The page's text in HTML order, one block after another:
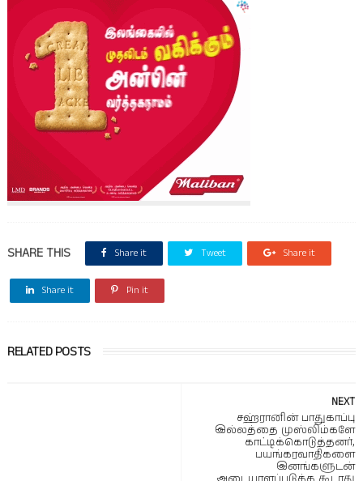
SHARE THIS Share it Tweet Share it
Share it Pin it
RELATED POSTS
NEXT
சஹ்ரானின் பாதுகாப்பு
இல்லத்தை முஸ்லிம்களே
காட்டிக்கொடுத்தனர்,
பயங்கரவாதிகளை
இனங்களுடன்